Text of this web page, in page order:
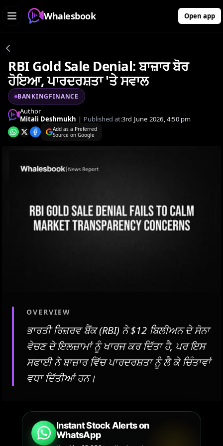
Whalesbook Open app
RBI Gold Sale Denial: ਬਾਜ਼ਾਰ ਬੋਰ
ਹੋਇਆ, ਪਾਰਦਰਸ਼ਤਾ 'ਤੇ ਸਵਾਲ
BANKINGFINANCE
Author
Mitali Deshmukh | Published at:3rd June 2026, 4:50 pm
Add as a Preferred
Source on Google
OVERVIEW
ਭਾਰਤੀ ਰਿਜ਼ਰਵ ਬੈਂਕ (RBI) ਨੇ $12 ਬਿਲੀਅਨ ਦੇ ਸੋਨਾ
ਵੇਚਣ ਦੇ ਇਲਜ਼ਾਮਾਂ ਨੂੰ ਖਾਰਜ ਕਰ ਦਿੱਤਾ ਹੈ, ਪਰ ਇਸ
ਸਫਾਈ ਨੇ ਬਾਜ਼ਾਰ ਵਿੱਚ ਪਾਰਦਰਸ਼ਤਾ ਨੂੰ ਲੈ ਕੇ ਚਿੰਤਾਵਾਂ
ਵਧਾ ਦਿੱਤੀਆਂ ਹਨ।
Instant Stock Alerts on
WhatsApp